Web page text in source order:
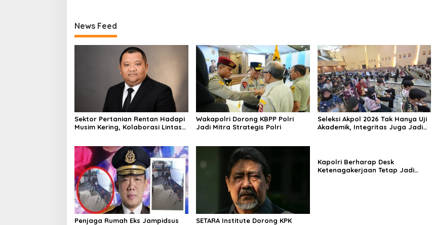
News Feed
Sektor Pertanian Rentan Hadapi
Musim Kering, Kolaborasi Lintas
Wakapolri Dorong KBPP Polri
Jadi Mitra Strategis Polri
Seleksi Akpol 2026 Tak Hanya Uji
Akademik, Integritas Juga Jadi
Penjaga Rumah Eks Jampidsus
SETARA Institute Dorong KPK
Kapolri Berharap Desk
Ketenagakerjaan Tetap Jadi